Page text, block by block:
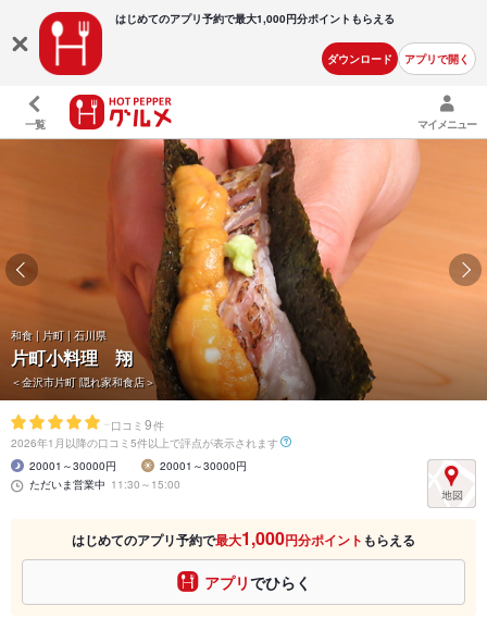
はじめてのアプリ予約で最大1,000円分ポイントもらえる
ダウンロード アプリで開く
一覧 マイメニュー
和食 | 片町 | 石川県
片町小料理 翔
＜金沢市片町 隠れ家和食店＞
- 口コミ 9件
2026年1月以降の口コミ5件以上で評点が表示されます
20001～30000円
20001～30000円
ただいま営業中 11:30～15:00
はじめてのアプリ予約で最大1,000円分ポイント もらえる
アプリでひらく